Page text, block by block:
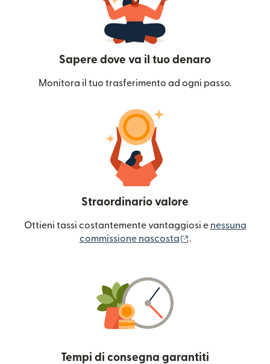
Sapere dove va il tuo denaro
Monitora il tuo trasferimento ad ogni passo.
Straordinario valore
Ottieni tassi costantemente vantaggiosi e nessuna
commissione nascosta
.
Tempi di consegna garantiti